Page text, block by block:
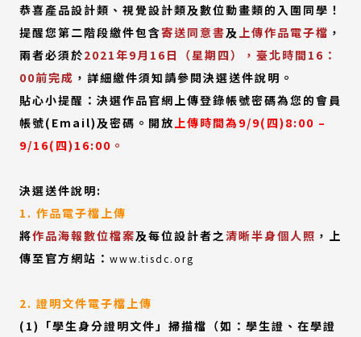
恭喜產品設計類、視覺設計類及數位動畫類的入圍同學！
提醒您第二階段繳件包含寄送同意書及 上傳作品電子檔 ，
兩者必須於2021年9月16日（星期四），臺北時間16：
00前完成 ，詳細繳件須知請參閱決選送件說明。
貼心小提醒：決選作品官網上傳登錄帳號密碼為您的會員
帳號(Email)及密碼。開放 上傳時間為9/9(四)8:00 –
9/16(四)16:00 。
決選送件說明:
1. 作品電子檔上傳
將作品海報數位檔案及每位設計者之 清晰半身個人照 ，上
傳至官方網站： www.tisdc.org
2. 證明文件電子檔上傳
(1)「學生身分證明文件」掃描檔（如：學生證、在學證